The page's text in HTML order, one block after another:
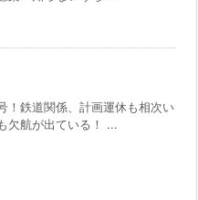
！鉄道関係、計画運休も相次い
欠航が出ている！ ...